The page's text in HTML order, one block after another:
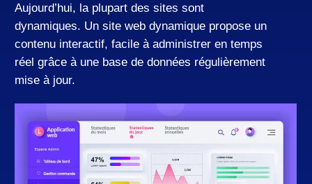
Aujourd’hui, la plupart des sites sont
dynamiques. Un site web dynamique propose un
contenu interactif, facile à administrer en temps
réel grâce à une base de données régulièrement
mise à jour.